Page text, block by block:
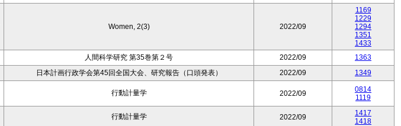
Women, 2(3) 2022/09
1169
1229
1294
1351
1433
人間科学研究 第35巻第２号 2022/09
1363
日本計画行政学会第45回全国大会、研究報告（口頭発表） 2022/09
1349
行動計量学 2022/09
0814
1119
行動計量学 2022/09
1417
1418